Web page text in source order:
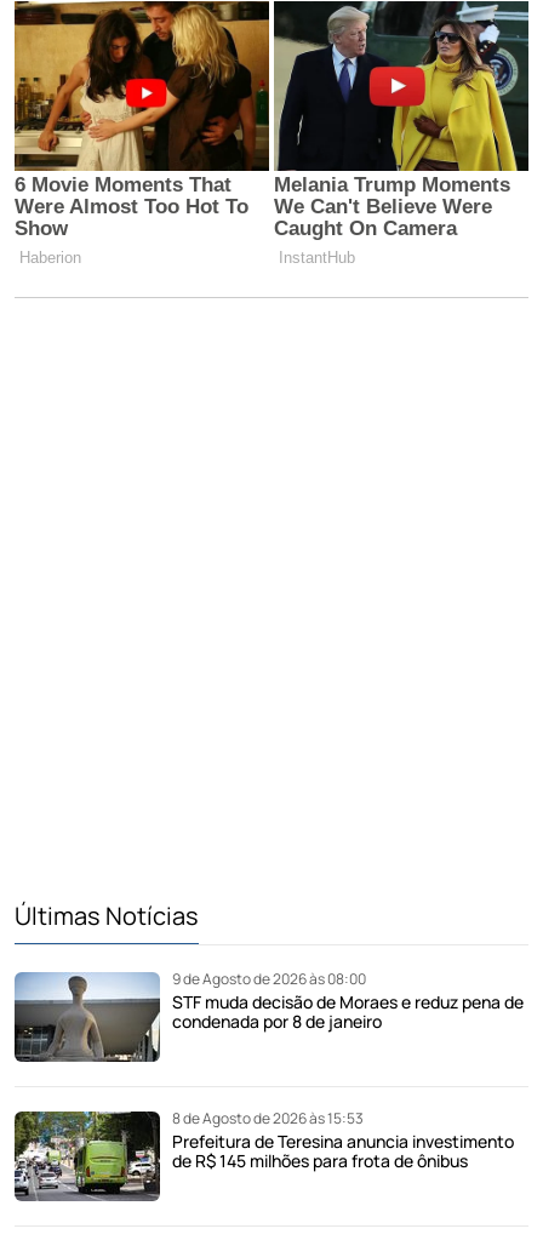
Últimas Notícias
9 de Agosto de 2026 às 08:00
STF muda decisão de Moraes e reduz pena de
condenada por 8 de janeiro
8 de Agosto de 2026 às 15:53
Prefeitura de Teresina anuncia investimento
de R$ 145 milhões para frota de ônibus